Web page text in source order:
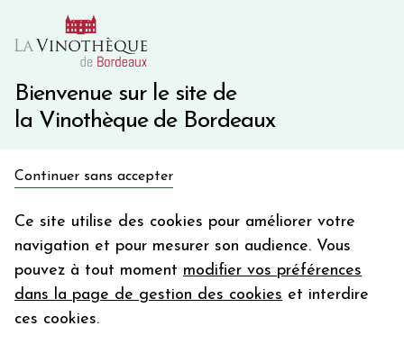
Bienvenue sur le site de
la Vinothèque de Bordeaux
Continuer sans accepter
Ce site utilise des cookies pour améliorer votre
navigation et pour mesurer son audience. Vous
pouvez à tout moment modifier vos préférences
dans la page de gestion des cookies et interdire
ces cookies.
10€ de remise immédiate sur votre première commande
Une question ?
en bon d'achat
Votre
email
En m’abonnant, j’accepte de recevoir la newsletter de la